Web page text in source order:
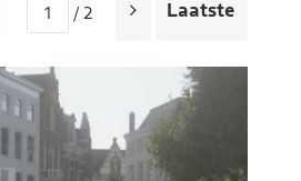
/ 2 Laatste